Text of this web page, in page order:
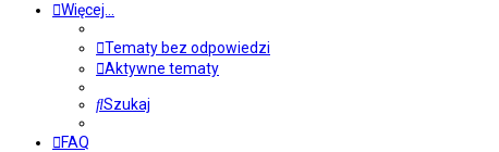
Więcej…
Tematy bez odpowiedzi
Aktywne tematy
Szukaj
FAQ